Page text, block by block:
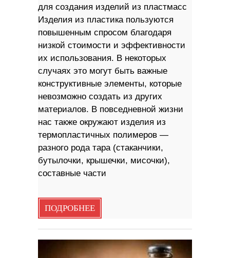
для создания изделий из пластмасс
Изделия из пластика пользуются
повышенным спросом благодаря
низкой стоимости и эффективности
их использования. В некоторых
случаях это могут быть важные
конструктивные элементы, которые
невозможно создать из других
материалов. В повседневной жизни
нас также окружают изделия из
термопластичных полимеров —
разного рода тара (стаканчики,
бутылочки, крышечки, мисочки),
составные части
ПОДРОБНЕЕ